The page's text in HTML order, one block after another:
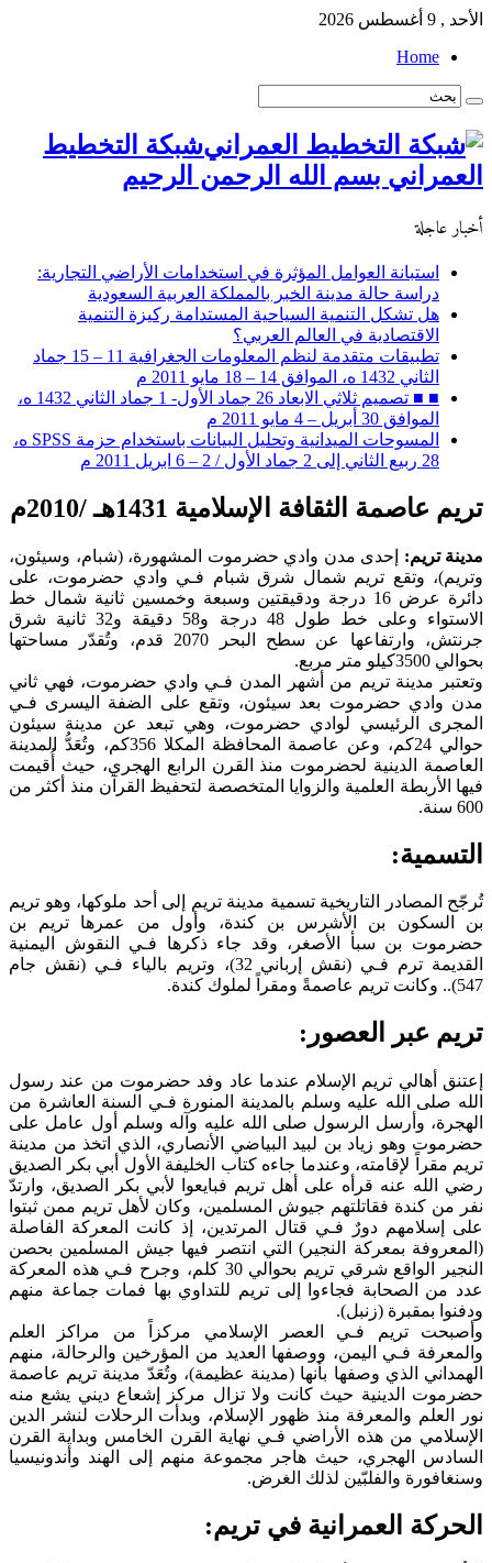
الأحد , 9 أغسطس 2026
Home
شبكة التخطيط
العمراني بسم الله الرحمن الرحيم
أخبار عاجلة
استبانة العوامل المؤثرة في استخدامات الأراضي التجارية:
دراسة حالة مدينة الخبر بالمملكة العربية السعودية
هل تشكل التنمية السياحية المستدامة ركيزة التنمية
الاقتصادية في العالم العربي؟
تطبيقات متقدمة لنظم المعلومات الجغرافية 11 – 15 جماد
الثاني 1432 ه، الموافق 14 – 18 مايو 2011 م
■ ■ تصميم ثلاثي الابعاد 26 جماد الأول- 1 جماد الثاني 1432 ه،
الموافق 30 أبريل – 4 مايو 2011 م
المسوحات الميدانية وتحليل البيانات باستخدام حزمة SPSS ه،
28 ربيع الثاني إلى 2 جماد الأول / 2 – 6 ابريل 2011 م
تريم عاصمة الثقافة الإسلامية 1431هـ /2010م
مدينة تريم: إحدى مدن وادي حضرموت المشهورة، (شبام، وسيئون،
وتريم)، وتقع تريم شمال شرق شبام فـي وادي حضرموت، على
دائرة عرض 16 درجة ودقيقتين وسبعة وخمسين ثانية شمال خط
الاستواء وعلى خط طول 48 درجة و58 دقيقة و32 ثانية شرق
جرنتش، وارتفاعها عن سطح البحر 2070 قدم، وتُقدّر مساحتها
بحوالي 3500كيلو متر مربع.
وتعتبر مدينة تريم من أشهر المدن فـي وادي حضرموت، فهي ثاني
مدن وادي حضرموت بعد سيئون، وتقع على الضفة اليسرى فـي
المجرى الرئيسي لوادي حضرموت، وهي تبعد عن مدينة سيئون
حوالي 24كم، وعن عاصمة المحافظة المكلا 356كم، وتُعَدُّ المدينة
العاصمة الدينية لحضرموت منذ القرن الرابع الهجري، حيث أُقيمت
فيها الأربطة العلمية والزوايا المتخصصة لتحفيظ القرآن منذ أكثر من
600 سنة.
التسمية:
تُرجّح المصادر التاريخية تسمية مدينة تريم إلى أحد ملوكها، وهو تريم
بن السكون بن الأشرس بن كندة، وأول من عمرها تريم بن
حضرموت بن سبأ الأصغر، وقد جاء ذكرها فـي النقوش اليمنية
القديمة ترم فـي (نقش إرباني 32)، وتريم بالياء فـي (نقش جام
547).. وكانت تريم عاصمةً ومقراً لملوك كندة.
تريم عبر العصور:
إعتنق أهالي تريم الإسلام عندما عاد وفد حضرموت من عند رسول
الله صلى الله عليه وسلم بالمدينة المنورة فـي السنة العاشرة من
الهجرة، وأرسل الرسول صلى الله عليه وآله وسلم أول عامل على
حضرموت وهو زياد بن لبيد البياضي الأنصاري، الذي اتخذ من مدينة
تريم مقراً لإقامته، وعندما جاءه كتاب الخليفة الأول أبي بكر الصديق
رضي الله عنه قرأه على أهل تريم فبايعوا لأبي بكر الصديق، وارتدّ
نفر من كندة فقاتلتهم جيوش المسلمين، وكان لأهل تريم ممن ثبتوا
على إسلامهم دورٌ فـي قتال المرتدين، إذ كانت المعركة الفاصلة
(المعروفة بمعركة النجير) التي انتصر فيها جيش المسلمين بحصن
النجير الواقع شرقي تريم بحوالي 30 كلم، وجرح فـي هذه المعركة
عدد من الصحابة فجاءوا إلى تريم للتداوي بها فمات جماعة منهم
ودفنوا بمقبرة (زنبل).
وأصبحت تريم فـي العصر الإسلامي مركزاً من مراكز العلم
والمعرفة فـي اليمن، ووصفها العديد من المؤرخين والرحالة، منهم
الهمداني الذي وصفها بأنها (مدينة عظيمة)، وتُعَدّ مدينة تريم عاصمة
حضرموت الدينية حيث كانت ولا تزال مركز إشعاع ديني يشع منه
نور العلم والمعرفة منذ ظهور الإسلام، وبدأت الرحلات لنشر الدين
الإسلامي من هذه الأراضي فـي نهاية القرن الخامس وبداية القرن
السادس الهجري، حيث هاجر مجموعة منهم إلى الهند وأندونيسيا
وسنغافورة والفلبّين لذلك الغرض.
الحركة العمرانية في تريم: